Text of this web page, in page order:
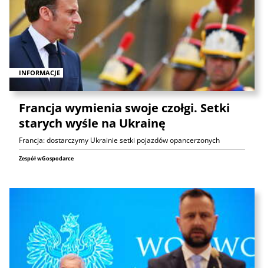
INFORMACJE
Francja wymienia swoje czołgi. Setki
starych wyśle na Ukrainę
Francja: dostarczymy Ukrainie setki pojazdów opancerzonych
Zespół wGospodarce